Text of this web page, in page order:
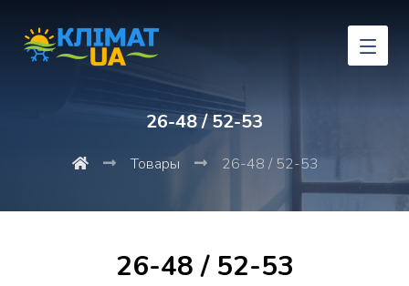
26-48 / 52-53
Товары 26-48 / 52-53
26-48 / 52-53